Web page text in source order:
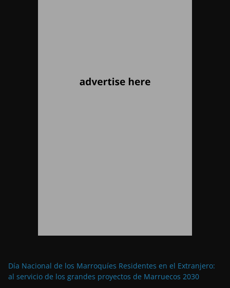
Día Nacional de los Marroquíes Residentes en el Extranjero:
al servicio de los grandes proyectos de Marruecos 2030